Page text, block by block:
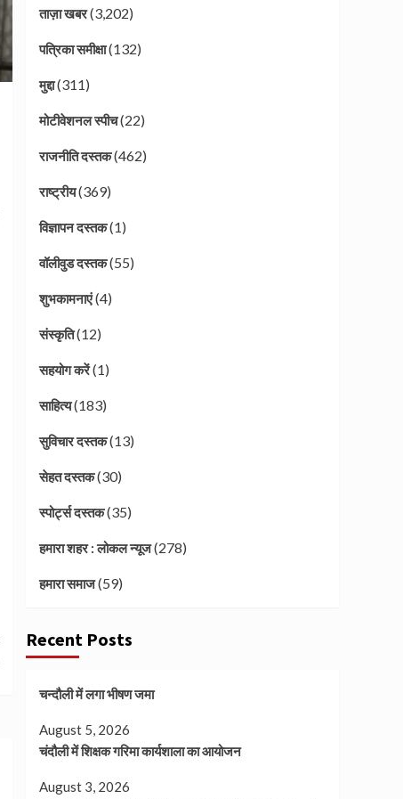
ताज़ा खबर(3,202)
पत्रिका समीक्षा(132)
मुद्दा(311)
मोटीवेशनल स्पीच(22)
राजनीति दस्तक(462)
राष्ट्रीय(369)
विज्ञापन दस्तक(1)
वॉलीवुड दस्तक(55)
शुभकामनाएं(4)
संस्कृति(12)
सहयोग करें(1)
साहित्य(183)
सुविचार दस्तक(13)
सेहत दस्तक(30)
स्पोर्ट्स दस्तक(35)
हमारा शहर : लोकल न्यूज(278)
हमारा समाज(59)
Recent Posts
चन्दौली में लगा भीषण जमा
August 5, 2026
चंदौली में शिक्षक गरिमा कार्यशाला का आयोजन
August 3, 2026